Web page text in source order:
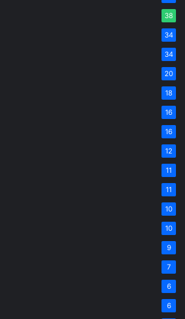
38
34
34
20
18
16
16
12
11
11
10
10
9
7
6
6